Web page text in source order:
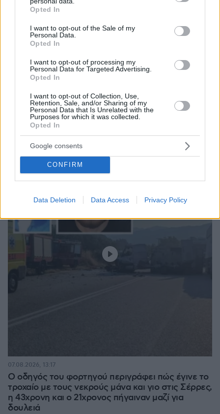
grant or deny consent to Google and its third-party tags to
use your data for below specified purposes in below Google
consent section.
Opted In
I want to opt-out of the Sale of my
Personal Data.
Opted In
I want to opt-out of processing my
Personal Data for Targeted Advertising.
Opted In
I want to opt-out of Collection, Use,
Retention, Sale, and/or Sharing of my
Personal Data that Is Unrelated with the
Purposes for which it was collected.
Opted In
Google consents
CONFIRM
Data Deletion Data Access Privacy Policy
«Τα έχω χάσει όλα»: Συντετριμμένος ο πατέρας
και σύζυγος των θυμάτων στο τροχαίο στις
Σέρρες
07.08.2026, 14:57
Ο οδηγός του φορτηγού περιγράφει πώς έγινε το
τροχαίο με τους νεκρούς μάνα και γιο στις Σέρρες,
η 43χρονη και ο 21χρονος πήγαιναν μαζί για
δουλειά
07.08.2026, 13:17